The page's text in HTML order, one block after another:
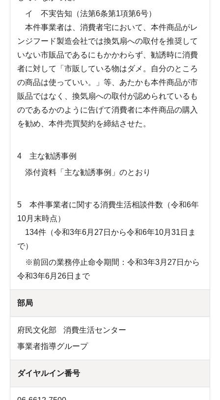
イ 不実告知（法第6条第1項第6号）
本件事業者は、消費者宅において、本件商品がレ
ンジフード製造会社では換気扇への取付を推奨して
いない市販品であるにもかかわらず、勧誘時に消費
者に対して「市販している物はダメ。自分のところ
の商品は使っていい。」等、あたかも本件商品が市
販品ではなく、換気扇への取付が認められているも
のであるかのように告げて消費者に本件商品の購入
を勧め、本件売買契約を締結させた。
4 主な勧誘事例
添付資料「主な勧誘事例」のとおり
5 本件事業者に関する消費生活相談件数（令和6年
10月末時点）
134件（令和3年6月27日から令和6年10月31日ま
で）
※前回の業務停止命令期間：令和3年3月27日から
令和3年6月26日まで
部局
府民文化部
消費生活センター
事業者指導グループ
ダイヤルイン番号